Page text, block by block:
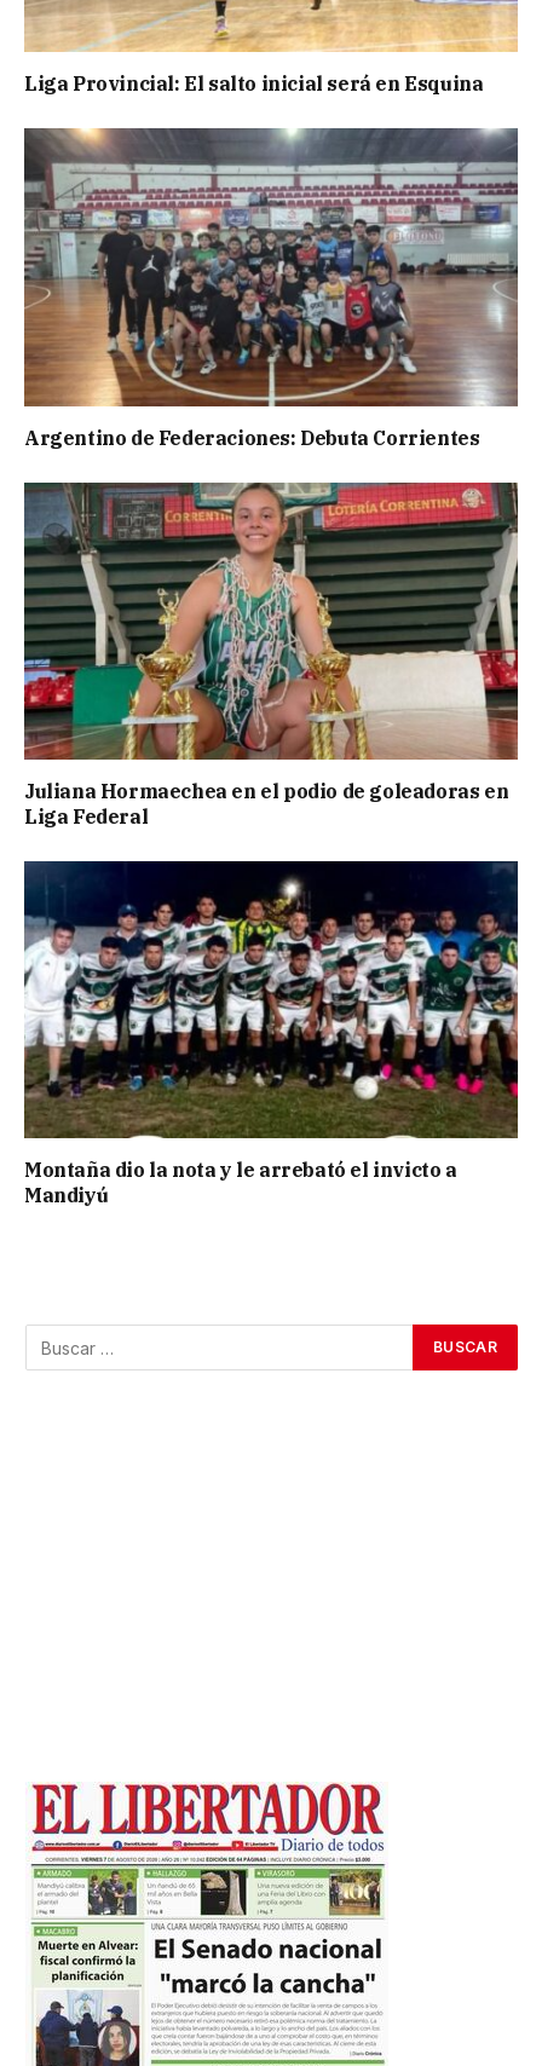
Liga Provincial: El salto inicial será en Esquina
Argentino de Federaciones: Debuta Corrientes
Juliana Hormaechea en el podio de goleadoras en
Liga Federal
Montaña dio la nota y le arrebató el invicto a
Mandiyú